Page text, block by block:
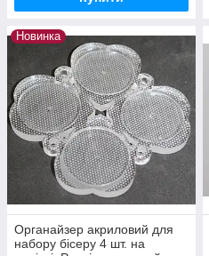
Новинка
Органайзер акриловий для
набору бісеру 4 шт. на